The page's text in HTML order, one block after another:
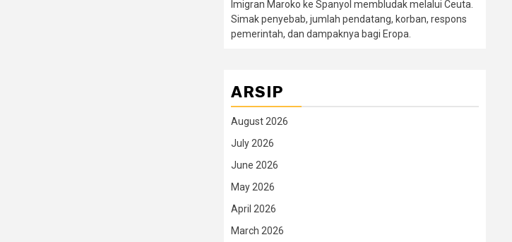
Imigran Maroko ke Spanyol membludak melalui Ceuta.
Simak penyebab, jumlah pendatang, korban, respons
pemerintah, dan dampaknya bagi Eropa.
ARSIP
August 2026
July 2026
June 2026
May 2026
April 2026
March 2026